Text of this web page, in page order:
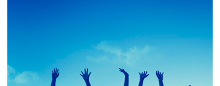
Success
Winning